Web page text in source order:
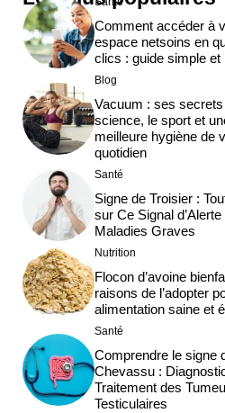
Comment accéder à
espace netsoins en
clics : guide simple et
Blog
Vacuum : ses
science, le sport et
meilleure hygiène de
quotidien
Santé
Signe de Troisier :
sur Ce Signal d’Alerte
Maladies Graves
Nutrition
Flocon d’avoine
raisons de l’adopter
alimentation saine et
Santé
Comprendre le signe
Chevassu :
Traitement des
Testiculaires